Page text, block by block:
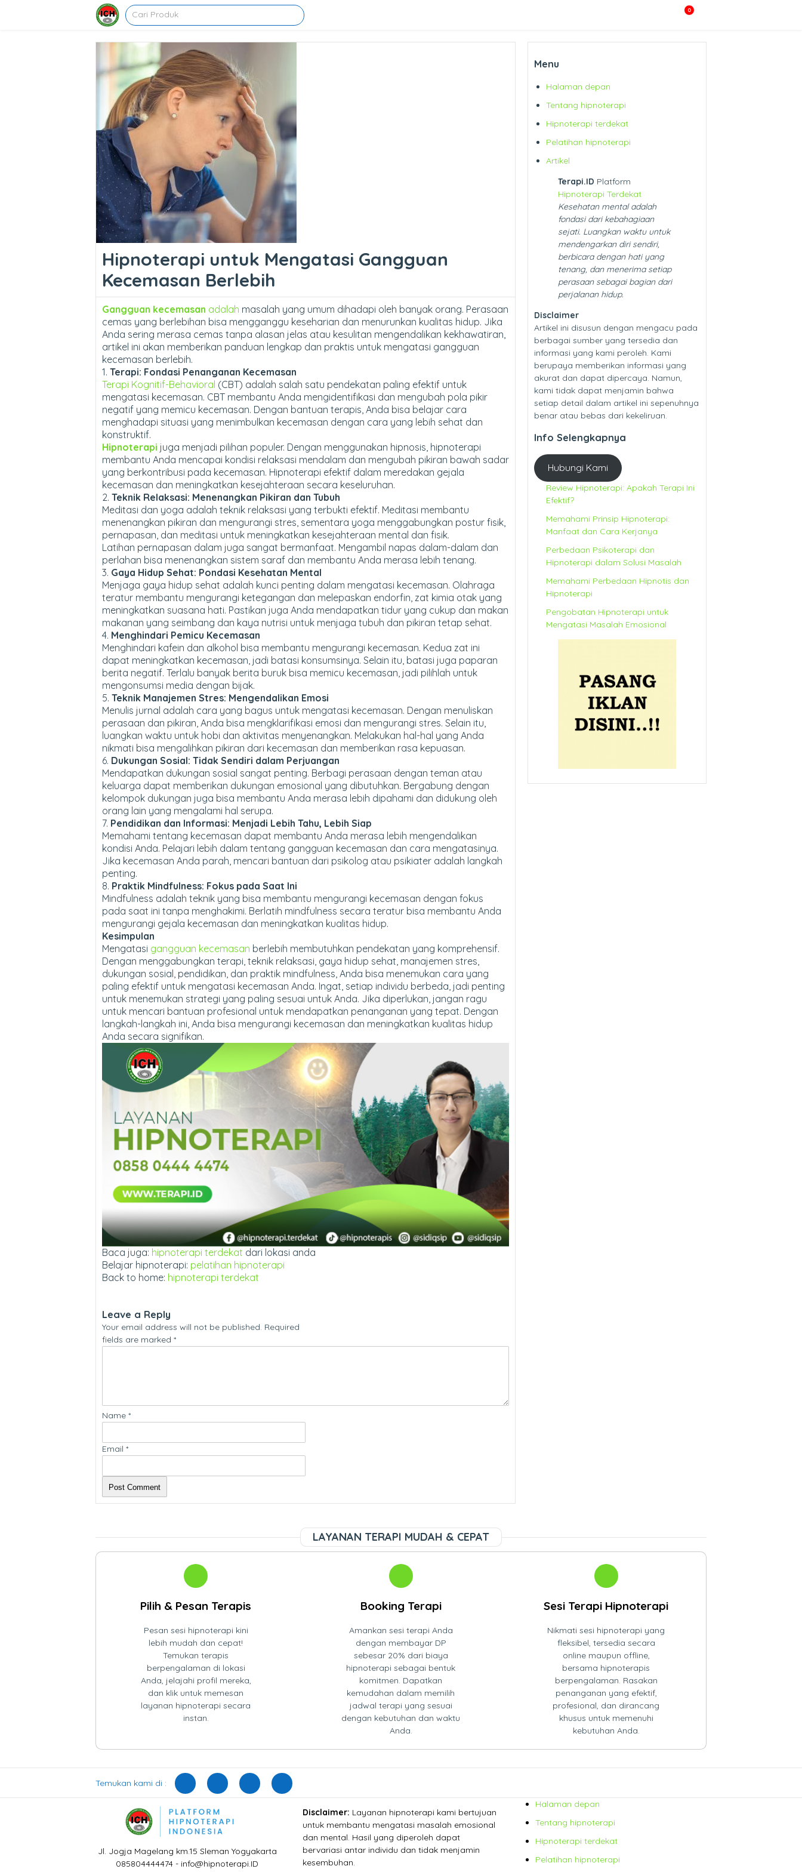
0
Hipnoterapi untuk Mengatasi Gangguan
Kecemasan Berlebih
Gangguan kecemasan adalah masalah yang umum dihadapi oleh banyak orang. Perasaan
cemas yang berlebihan bisa mengganggu keseharian dan menurunkan kualitas hidup. Jika
Anda sering merasa cemas tanpa alasan jelas atau kesulitan mengendalikan kekhawatiran,
artikel ini akan memberikan panduan lengkap dan praktis untuk mengatasi gangguan
kecemasan berlebih.
1. Terapi: Fondasi Penanganan Kecemasan
Terapi Kognitif-Behavioral (CBT) adalah salah satu pendekatan paling efektif untuk
mengatasi kecemasan. CBT membantu Anda mengidentifikasi dan mengubah pola pikir
negatif yang memicu kecemasan. Dengan bantuan terapis, Anda bisa belajar cara
menghadapi situasi yang menimbulkan kecemasan dengan cara yang lebih sehat dan
konstruktif.
Hipnoterapi juga menjadi pilihan populer. Dengan menggunakan hipnosis, hipnoterapi
membantu Anda mencapai kondisi relaksasi mendalam dan mengubah pikiran bawah sadar
yang berkontribusi pada kecemasan. Hipnoterapi efektif dalam meredakan gejala
kecemasan dan meningkatkan kesejahteraan secara keseluruhan.
2. Teknik Relaksasi: Menenangkan Pikiran dan Tubuh
Meditasi dan yoga adalah teknik relaksasi yang terbukti efektif. Meditasi membantu
menenangkan pikiran dan mengurangi stres, sementara yoga menggabungkan postur fisik,
pernapasan, dan meditasi untuk meningkatkan kesejahteraan mental dan fisik.
Latihan pernapasan dalam juga sangat bermanfaat. Mengambil napas dalam-dalam dan
perlahan bisa menenangkan sistem saraf dan membantu Anda merasa lebih tenang.
3. Gaya Hidup Sehat: Pondasi Kesehatan Mental
Menjaga gaya hidup sehat adalah kunci penting dalam mengatasi kecemasan. Olahraga
teratur membantu mengurangi ketegangan dan melepaskan endorfin, zat kimia otak yang
meningkatkan suasana hati. Pastikan juga Anda mendapatkan tidur yang cukup dan makan
makanan yang seimbang dan kaya nutrisi untuk menjaga tubuh dan pikiran tetap sehat.
4. Menghindari Pemicu Kecemasan
Menghindari kafein dan alkohol bisa membantu mengurangi kecemasan. Kedua zat ini
dapat meningkatkan kecemasan, jadi batasi konsumsinya. Selain itu, batasi juga paparan
berita negatif. Terlalu banyak berita buruk bisa memicu kecemasan, jadi pilihlah untuk
mengonsumsi media dengan bijak.
5. Teknik Manajemen Stres: Mengendalikan Emosi
Menulis jurnal adalah cara yang bagus untuk mengatasi kecemasan. Dengan menuliskan
perasaan dan pikiran, Anda bisa mengklarifikasi emosi dan mengurangi stres. Selain itu,
luangkan waktu untuk hobi dan aktivitas menyenangkan. Melakukan hal-hal yang Anda
nikmati bisa mengalihkan pikiran dari kecemasan dan memberikan rasa kepuasan.
6. Dukungan Sosial: Tidak Sendiri dalam Perjuangan
Mendapatkan dukungan sosial sangat penting. Berbagi perasaan dengan teman atau
keluarga dapat memberikan dukungan emosional yang dibutuhkan. Bergabung dengan
kelompok dukungan juga bisa membantu Anda merasa lebih dipahami dan didukung oleh
orang lain yang mengalami hal serupa.
7. Pendidikan dan Informasi: Menjadi Lebih Tahu, Lebih Siap
Memahami tentang kecemasan dapat membantu Anda merasa lebih mengendalikan
kondisi Anda. Pelajari lebih dalam tentang gangguan kecemasan dan cara mengatasinya.
Jika kecemasan Anda parah, mencari bantuan dari psikolog atau psikiater adalah langkah
penting.
8. Praktik Mindfulness: Fokus pada Saat Ini
Mindfulness adalah teknik yang bisa membantu mengurangi kecemasan dengan fokus
pada saat ini tanpa menghakimi. Berlatih mindfulness secara teratur bisa membantu Anda
mengurangi gejala kecemasan dan meningkatkan kualitas hidup.
Kesimpulan
Mengatasi gangguan kecemasan berlebih membutuhkan pendekatan yang komprehensif.
Dengan menggabungkan terapi, teknik relaksasi, gaya hidup sehat, manajemen stres,
dukungan sosial, pendidikan, dan praktik mindfulness, Anda bisa menemukan cara yang
paling efektif untuk mengatasi kecemasan Anda. Ingat, setiap individu berbeda, jadi penting
untuk menemukan strategi yang paling sesuai untuk Anda. Jika diperlukan, jangan ragu
untuk mencari bantuan profesional untuk mendapatkan penanganan yang tepat. Dengan
langkah-langkah ini, Anda bisa mengurangi kecemasan dan meningkatkan kualitas hidup
Anda secara signifikan.
Baca juga: hipnoterapi terdekat dari lokasi anda
Belajar hipnoterapi: pelatihan hipnoterapi
Back to home: hipnoterapi terdekat
Leave a Reply
Your email address will not be published. Required
fields are marked *
Name *
Email *
Menu
Halaman depan
Tentang hipnoterapi
Hipnoterapi terdekat
Pelatihan hipnoterapi
Artikel
Terapi.ID Platform
Hipnoterapi Terdekat
Kesehatan mental adalah
fondasi dari kebahagiaan
sejati. Luangkan waktu untuk
mendengarkan diri sendiri,
berbicara dengan hati yang
tenang, dan menerima setiap
perasaan sebagai bagian dari
perjalanan hidup.
Disclaimer
Artikel ini disusun dengan mengacu pada
berbagai sumber yang tersedia dan
informasi yang kami peroleh. Kami
berupaya memberikan informasi yang
akurat dan dapat dipercaya. Namun,
kami tidak dapat menjamin bahwa
setiap detail dalam artikel ini sepenuhnya
benar atau bebas dari kekeliruan.
Info Selengkapnya
Hubungi Kami
Review Hipnoterapi: Apakah Terapi Ini
Efektif?
Memahami Prinsip Hipnoterapi:
Manfaat dan Cara Kerjanya
Perbedaan Psikoterapi dan
Hipnoterapi dalam Solusi Masalah
Memahami Perbedaan Hipnotis dan
Hipnoterapi
Pengobatan Hipnoterapi untuk
Mengatasi Masalah Emosional
LAYANAN TERAPI MUDAH & CEPAT
Pilih & Pesan Terapis
Pesan sesi hipnoterapi kini
lebih mudah dan cepat!
Temukan terapis
berpengalaman di lokasi
Anda, jelajahi profil mereka,
dan klik untuk memesan
layanan hipnoterapi secara
instan.
Booking Terapi
Amankan sesi terapi Anda
dengan membayar DP
sebesar 20% dari biaya
hipnoterapi sebagai bentuk
komitmen. Dapatkan
kemudahan dalam memilih
jadwal terapi yang sesuai
dengan kebutuhan dan waktu
Anda.
Sesi Terapi Hipnoterapi
Nikmati sesi hipnoterapi yang
fleksibel, tersedia secara
online maupun offline,
bersama hipnoterapis
berpengalaman. Rasakan
penanganan yang efektif,
profesional, dan dirancang
khusus untuk memenuhi
kebutuhan Anda.
Temukan kami di :
Jl. Jogja Magelang km.15 Sleman Yogyakarta
085804444474 - info@hipnoterapi.ID
Disclaimer: Layanan hipnoterapi kami bertujuan
untuk membantu mengatasi masalah emosional
dan mental. Hasil yang diperoleh dapat
bervariasi antar individu dan tidak menjamin
kesembuhan.
Halaman depan
Tentang hipnoterapi
Hipnoterapi terdekat
Pelatihan hipnoterapi